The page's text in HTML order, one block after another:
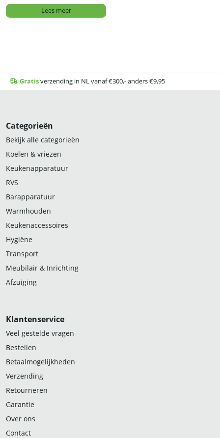
Lees meer
Gratisverzending in NL vanaf €300,- anders €9,95
Categorieën
Bekijk alle categorieën
Koelen & vriezen
Keukenapparatuur
RVS
Barapparatuur
Warmhouden
Keukenaccessoires
Hygiëne
Transport
Meubilair & Inrichting
Afzuiging
Klantenservice
Veel gestelde vragen
Bestellen
Betaalmogelijkheden
Verzending
Retourneren
Garantie
Over ons
Contact